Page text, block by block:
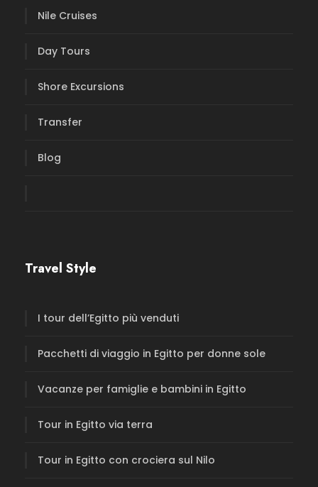
Nile Cruises
Day Tours
Shore Excursions
Transfer
Blog
Travel Style
I tour dell’Egitto più venduti
Pacchetti di viaggio in Egitto per donne sole
Vacanze per famiglie e bambini in Egitto
Tour in Egitto via terra
Tour in Egitto con crociera sul Nilo